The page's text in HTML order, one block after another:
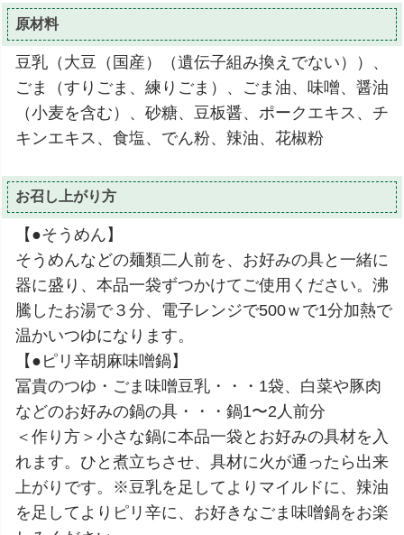
原材料
豆乳（大豆（国産）（遺伝子組み換えでない））、
ごま（すりごま、練りごま）、ごま油、味噌、醤油
（小麦を含む）、砂糖、豆板醤、ポークエキス、チ
キンエキス、食塩、でん粉、辣油、花椒粉
お召し上がり方
【●そうめん】
そうめんなどの麺類二人前を、お好みの具と一緒に
器に盛り、本品一袋ずつかけてご使用ください。沸
騰したお湯で３分、電子レンジで500ｗで1分加熱で
温かいつゆになります。
【●ピリ辛胡麻味噌鍋】
冨貴のつゆ・ごま味噌豆乳・・・1袋、白菜や豚肉
などのお好みの鍋の具・・・鍋1〜2人前分
＜作り方＞小さな鍋に本品一袋とお好みの具材を入
れます。ひと煮立ちさせ、具材に火が通ったら出来
上がりです。※豆乳を足してよりマイルドに、辣油
を足してよりピリ辛に、お好きなごま味噌鍋をお楽